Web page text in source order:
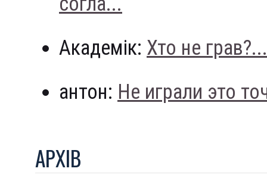
Академік: Хто не грав?...
антон: Не играли это
АРХIВ